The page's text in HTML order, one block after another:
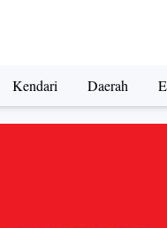
Kendari Daerah